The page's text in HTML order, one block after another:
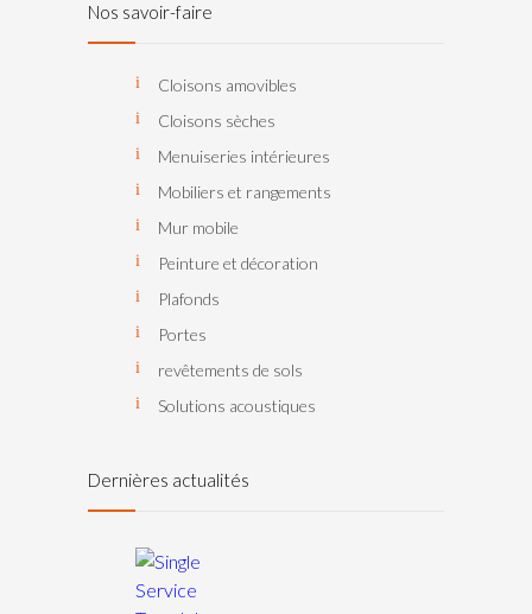
Nos savoir-faire
Cloisons amovibles
Cloisons sèches
Menuiseries intérieures
Mobiliers et rangements
Mur mobile
Peinture et décoration
Plafonds
Portes
revêtements de sols
Solutions acoustiques
Dernières actualités